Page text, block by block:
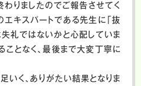
りましたのでご報告させてく
キスパートである先生に「抜
礼ではないかと心配していま
ことなく、最後まで大変丁寧に
いく、ありがたい結果となりま